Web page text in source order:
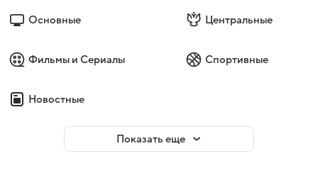
Основные Центральные
Фильмы и Сериалы Спортивные
Новостные
Показать еще